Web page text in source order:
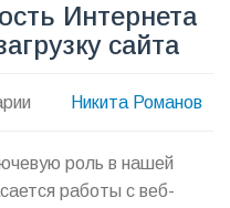
Интернета
сайта
Никита Романов
роль в нашей
работы с веб-